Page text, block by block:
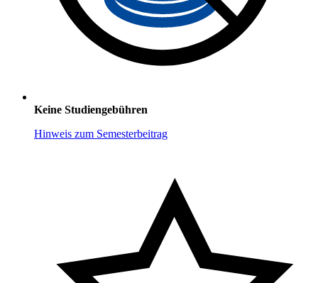
Keine Studiengebühren
Hinweis zum Semesterbeitrag